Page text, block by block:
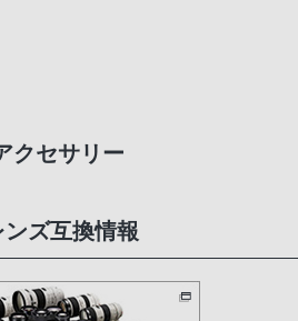
クセサリー
ズ互換情報